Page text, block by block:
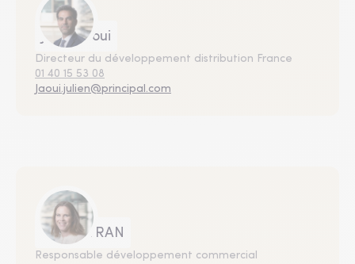
Julien Jaoui
Directeur du développement distribution France
01 40 15 53 08
Jaoui.julien@principal.com
Léa PEYRAN
Responsable développement commercial